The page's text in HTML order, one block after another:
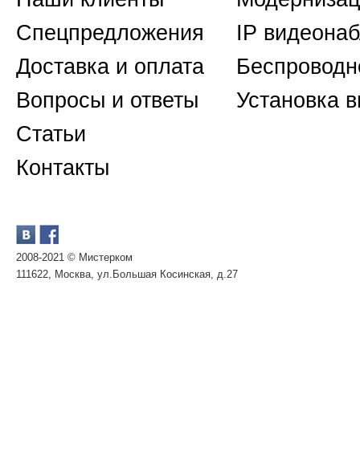
Спецпредложения
Доставка и оплата
Вопросы и ответы
Статьи
Контакты
2008-2021 © Мистерком
111622, Москва, ул.Большая Косинская, д.27
IP
Установка